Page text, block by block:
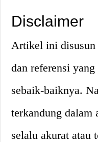
Disclaimer
Artikel ini disusun
dan referensi
sebaik-baiknya.
terkandung
selalu akurat atau